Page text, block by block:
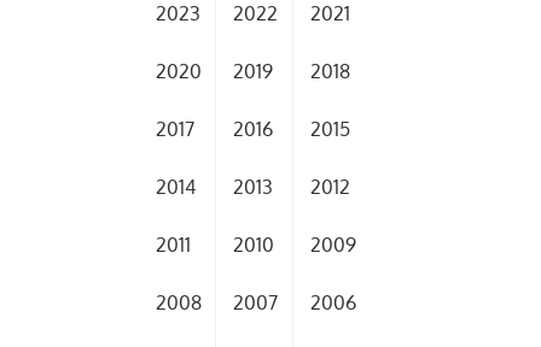
2023 2022 2021
2020 2019 2018
2017 2016 2015
2014 2013 2012
2011 2010 2009
2008 2007 2006